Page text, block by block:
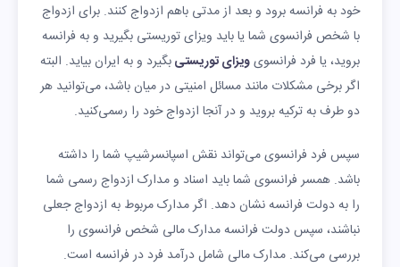
خود به فرانسه برود و بعد از مدتی باهم ازدواج کنند. برای ازدواج
با شخص فرانسوی شما یا باید ویزای توریستی بگیرید و به فرانسه
بروید، یا فرد فرانسویویزای توریستیبگیرد و به ایران بیاید. البته
اگر برخی مشکلات مانند مسائل امنیتی در میان باشد، می‌توانید هر
دو طرف به ترکیه بروید و در آنجا ازدواج خود را رسمی‌کنید.
سپس فرد فرانسوی می‌تواند نقش اسپانسرشیپ شما را داشته
باشد. همسر فرانسوی شما باید اسناد و مدارک ازدواج رسمی شما
را به دولت فرانسه نشان دهد. اگر مدارک مربوط به ازدواج جعلی
نباشند، سپس دولت فرانسه مدارک مالی شخص فرانسوی را
بررسی می‌کند. مدارک مالی شامل درآمد فرد در فرانسه است.